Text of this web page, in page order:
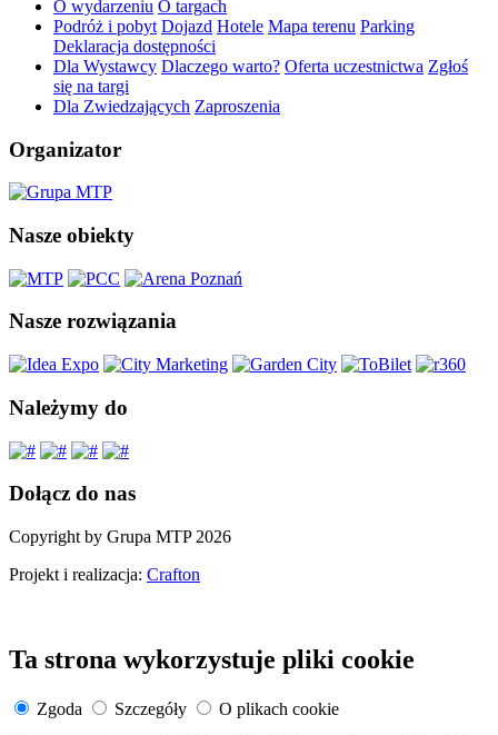
O wydarzeniu O targach
Podróż i pobyt Dojazd Hotele Mapa terenu Parking
Deklaracja dostępności
Dla Wystawcy Dlaczego warto? Oferta uczestnictwa Zgłoś
się na targi
Dla Zwiedzających Zaproszenia
Organizator
Nasze obiekty
Nasze rozwiązania
Należymy do
Dołącz do nas
Copyright by Grupa MTP 2026
Projekt i realizacja: Crafton
Ta strona wykorzystuje pliki cookie
Zgoda Szczegóły
O plikach cookie